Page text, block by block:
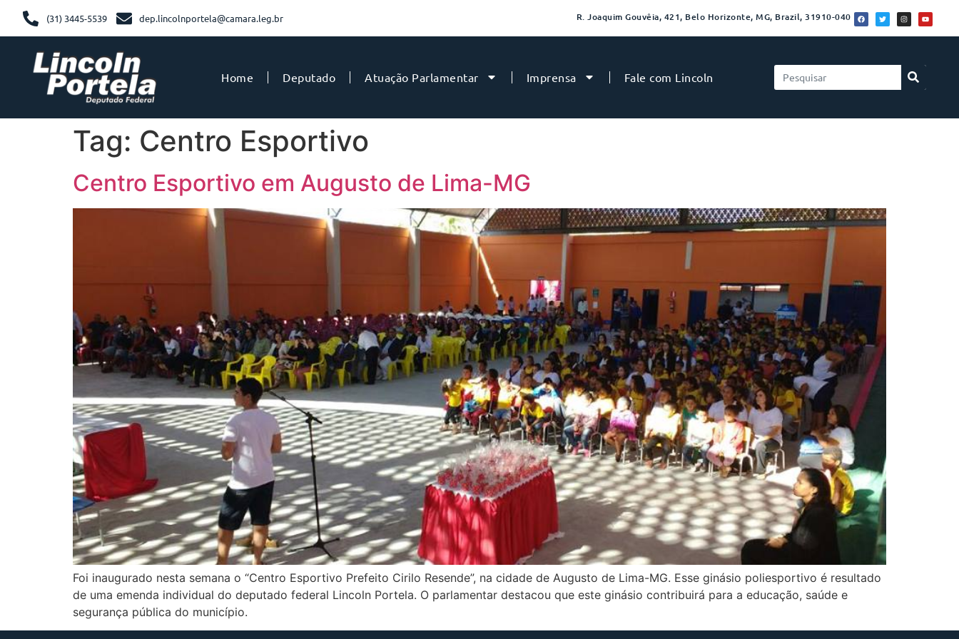
(31) 3445-5539 dep.lincolnportela@camara.leg.br R. Joaquim Gouvêia, 421, Belo Horizonte, MG, Brazil, 31910-040
Home Deputado Atuação Parlamentar Imprensa Fale com Lincoln
Tag: Centro Esportivo
Centro Esportivo em Augusto de Lima-MG
Foi inaugurado nesta semana o “Centro Esportivo Prefeito Cirilo Resende”, na cidade de Augusto de Lima-MG. Esse ginásio poliesportivo é resultado
de uma emenda individual do deputado federal Lincoln Portela. O parlamentar destacou que este ginásio contribuirá para a educação, saúde e
segurança pública do município.